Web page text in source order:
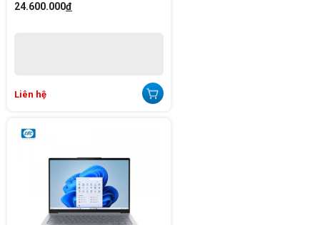
24.600.000đ
Liên hệ